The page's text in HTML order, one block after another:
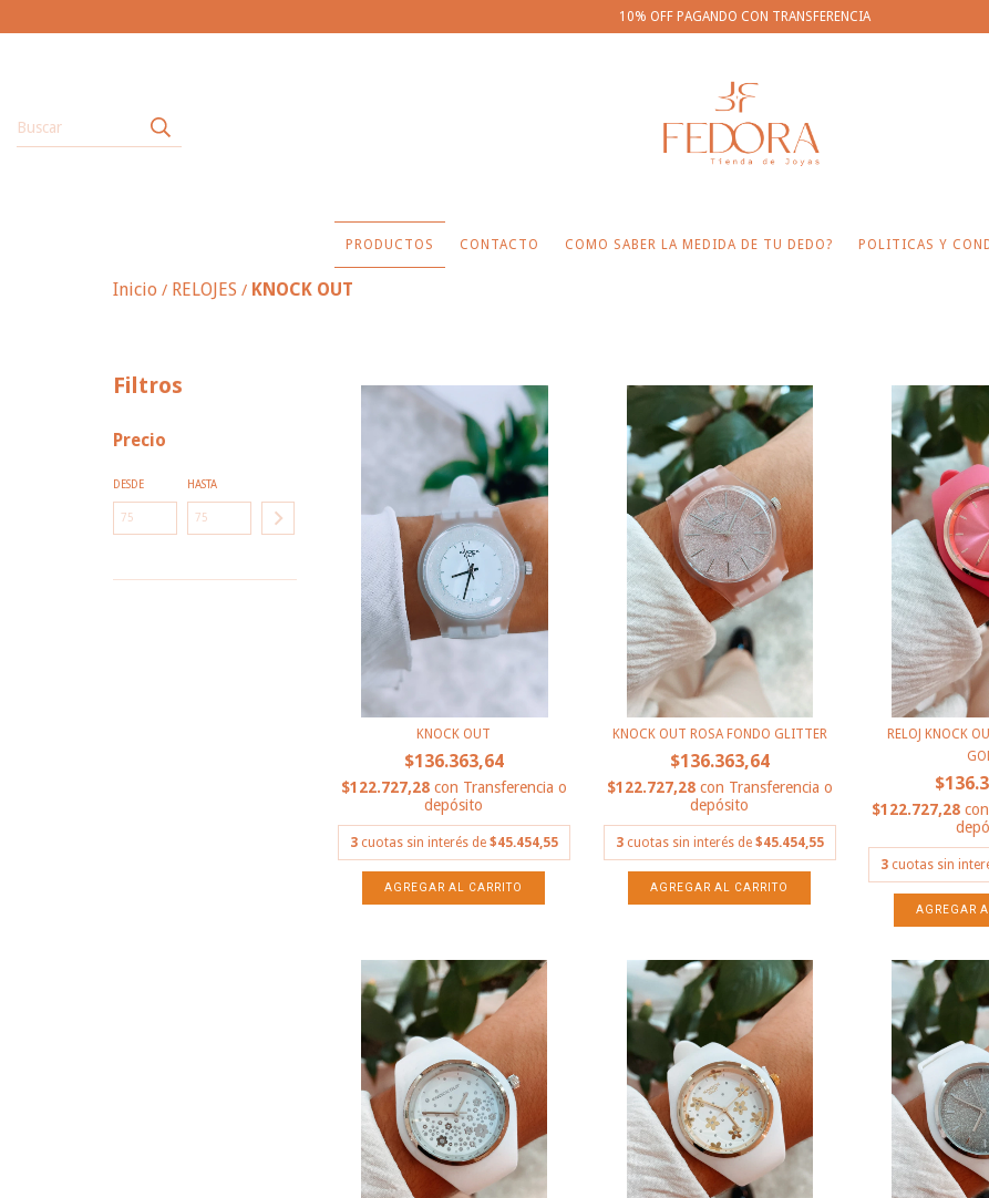
10% OFF PAGANDO CON TRANSFERENCIA
PRODUCTOS CONTACTO COMO SABER LA MEDIDA DE TU DEDO? POLITICAS Y
Inicio / RELOJES / KNOCK OUT
Filtros
Precio
DESDE HASTA
KNOCK OUT
$136.363,64
$122.727,28 con Transferencia o
depósito
3 cuotas sin interés de $45.454,55
KNOCK OUT ROSA FONDO GLITTER
$136.363,64
$122.727,28 con Transferencia o
depósito
3 cuotas sin interés de $45.454,55
RELOJ KNOCK
$122.727,28con
3 cuotas sin